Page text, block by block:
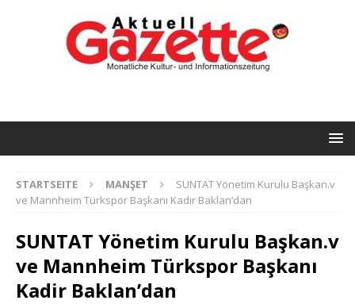
STARTSEITE MANŞET
SUNTAT Yönetim Kurulu Başkan.v
ve Mannheim Türkspor Başkanı Kadir Baklan’dan
SUNTAT Yönetim Kurulu Başkan.v
ve Mannheim Türkspor Başkanı
Kadir Baklan’dan